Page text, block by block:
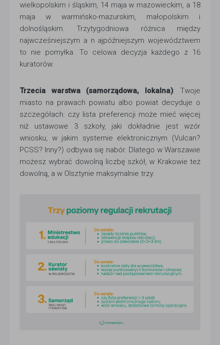
wielkopolskim i śląskim, 14 maja w mazowieckim, a 18
maja w warmińsko-mazurskim, małopolskim i
dolnośląskim. Trzytygodniowa różnica między
najwcześniejszym a n ajpóźniejszym województwem
to nie pomyłka. To celowa decyzja każdego z 16
kuratorów.
Trzecia warstwa (samorządowa, lokalna): Twoje
miasto na prawach powiatu albo powiat decyduje o
szczegółach: czy lista preferencji może mieć więcej
niż ustawowe 3 szkoły, jaki dokładnie jest wzór
wniosku, w jakim systemie elektronicznym (Vulcan?
PCSS? Inny?) odbywa się nabór. Dlatego w Warszawie
możesz wybrać dowolną liczbę szkół, w Krakowie też
dowolną, a w Olsztynie maksymalnie trzy.